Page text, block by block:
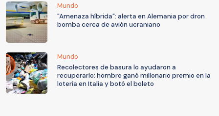
Mundo
"Amenaza híbrida": alerta en Alemania por dron
bomba cerca de avión ucraniano
Mundo
Recolectores de basura lo ayudaron a
recuperarlo: hombre ganó millonario premio en la
lotería en Italia y botó el boleto